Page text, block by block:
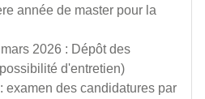
année de master pour la
2026 : Dépôt des
d'entretien)
examen des candidatures par